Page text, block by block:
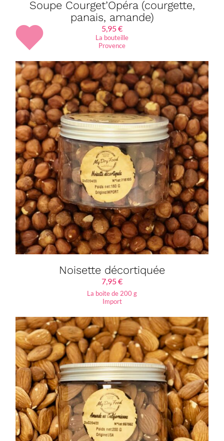
Soupe Courget’Opéra (courgette,
panais, amande)
5,95€
La bouteille
Provence
Noisette décortiquée
7,95€
La boite de 200 g
Import